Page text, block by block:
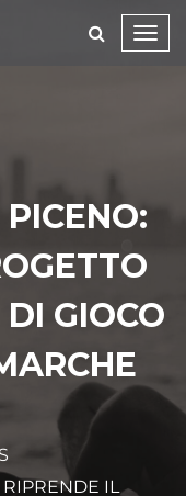
GIOCO
RIPRENDE IL